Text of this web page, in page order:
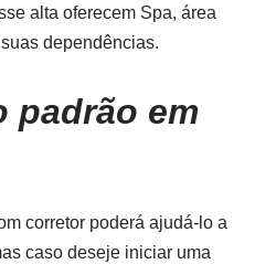
alta oferecem Spa, área
dependências.
padrão em
corretor poderá ajudá-lo a
caso deseje iniciar uma